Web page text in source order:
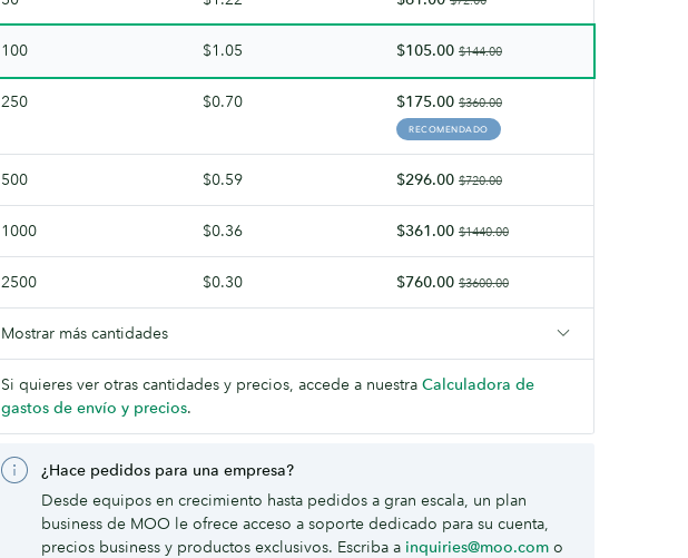
100 $1.05 $105.00 $144.00
250 $0.70 $175.00 $360.00
RECOMENDADO
500 $0.59 $296.00 $720.00
1000 $0.36 $361.00 $1440.00
2500 $0.30 $760.00 $3600.00
Mostrar más cantidades
Si quieres ver otras cantidades y precios, accede a nuestra Calculadora de
gastos de envío y precios.
¿Hace pedidos para una empresa?
Desde equipos en crecimiento hasta pedidos a gran escala, un plan
business de MOO le ofrece acceso a soporte dedicado para su cuenta,
precios business y productos exclusivos. Escriba a inquiries@moo.com o